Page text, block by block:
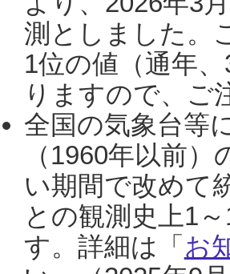
測としました。
1位の値（通年
りますので、ご
全国の気象台等
（1960年以前
い期間で改めて
との観測史上1
す。詳細は「 お